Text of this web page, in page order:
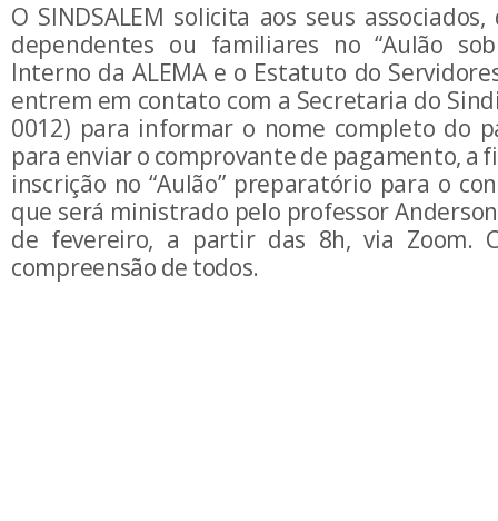
O SINDSALEM solicita aos seus
dependentes ou familiares no “Aulão
Interno da ALEMA e o Estatuto do
entrem em contato com a Secretaria do
0012) para informar o nome completo do
para enviar o comprovante de pagamento, a
inscrição no “Aulão” preparatório para o
que será ministrado pelo professor
de fevereiro, a partir das 8h, via Zoom.
compreensão de todos.